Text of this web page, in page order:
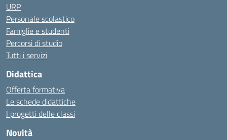
URP
Personale scolastico
Famiglie e studenti
Percorsi di studio
Tutti i servizi
Didattica
Offerta formativa
Le schede didattiche
I progetti delle classi
Novità